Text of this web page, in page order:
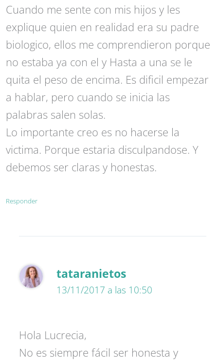
Cuando me sente con mis hijos y les
explique quien en realidad era su padre
biologico, ellos me comprendieron porque
no estaba ya con el y Hasta a una se le
quita el peso de encima. Es dificil empezar
a hablar, pero cuando se inicia las
palabras salen solas.
Lo importante creo es no hacerse la
victima. Porque estaria disculpandose. Y
debemos ser claras y honestas.
Responder
tataranietos
13/11/2017 a las 10:50
Hola Lucrecia,
No es siempre fácil ser honesta y